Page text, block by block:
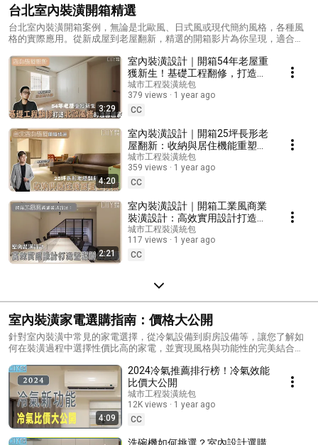
台北室內裝潢開箱精選
台北室內裝潢開箱案例，無論是北歐風、日式風或現代簡約風格，各種風
格的實際應用。從新成屋到老屋翻新，精選的開箱影片為你呈現，適合正
3:29
室內裝潢設計｜開箱54年老屋重
獲新生！基礎工程翻修，打造北
歐風格的溫馨居家
城市工程裝潢統包
379 views
1 year ago
CC
4:20
室內裝潢設計｜開箱25坪長形老
屋翻新：收納與居住機能重塑質
感
城市工程裝潢統包
359 views
1 year ago
CC
2:21
室內裝潢設計｜開箱工業風商業
裝潢設計：高效實用設計打造整
潔辦公空間
城市工程裝潢統包
117 views
1 year ago
CC
室內裝潢家電選購指南：價格大公開
針對室內裝潢中常見的家電選擇，從冷氣設備到廚房設備等，讓您了解如
何在裝潢過程中選擇性價比高的家電，並實現風格與功能性的完美結合。
4:09
2024冷氣推薦排行榜！冷氣效能
比價大公開
城市工程裝潢統包
12K views
1 year ago
CC
洗碗機如何挑選？室內設計選購